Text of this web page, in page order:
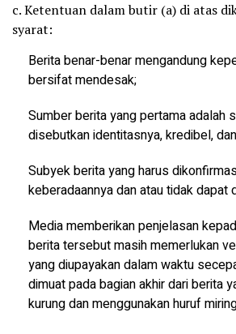
c. Ketentuan dalam butir (a) di atas
syarat:
Berita benar-benar mengandung
bersifat mendesak;
Sumber berita yang pertama adalah
disebutkan identitasnya, kredibel,
Subyek berita yang harus
keberadaannya dan atau tidak dapat
Media memberikan penjelasan
berita tersebut masih memerlukan
yang diupayakan dalam waktu
dimuat pada bagian akhir dari berita
kurung dan menggunakan huruf